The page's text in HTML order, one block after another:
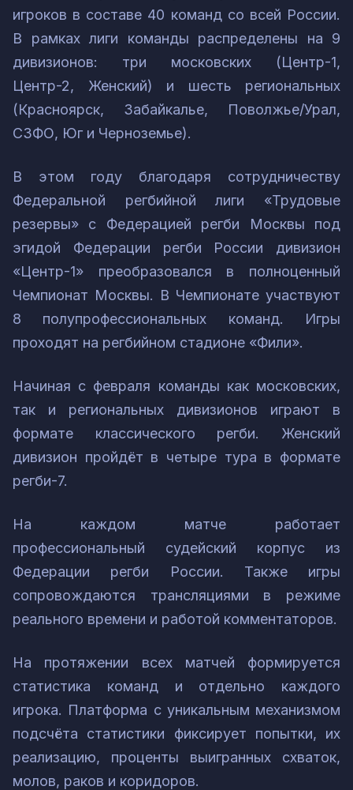
игроков в составе 40 команд со всей России.
В рамках лиги команды распределены на 9
дивизионов: три московских (Центр-1,
Центр-2, Женский) и шесть региональных
(Красноярск, Забайкалье, Поволжье/Урал,
СЗФО, Юг и Черноземье).
В этом году благодаря сотрудничеству
Федеральной регбийной лиги «Трудовые
резервы» с Федерацией регби Москвы под
эгидой Федерации регби России дивизион
«Центр-1» преобразовался в полноценный
Чемпионат Москвы. В Чемпионате участвуют
8 полупрофессиональных команд. Игры
проходят на регбийном стадионе «Фили».
Начиная с февраля команды как московских,
так и региональных дивизионов играют в
формате классического регби. Женский
дивизион пройдёт в четыре тура в формате
регби-7.
На каждом матче работает
профессиональный судейский корпус из
Федерации регби России. Также игры
сопровождаются трансляциями в режиме
реального времени и работой комментаторов.
На протяжении всех матчей формируется
статистика команд и отдельно каждого
игрока. Платформа с уникальным механизмом
подсчёта статистики фиксирует попытки, их
реализацию, проценты выигранных схваток,
молов, раков и коридоров.